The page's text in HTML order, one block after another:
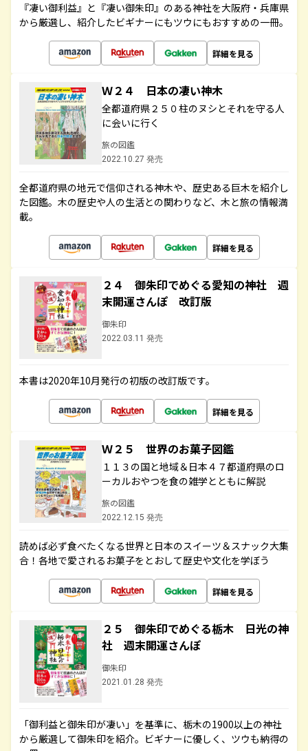
『凄い御利益』と『凄い御朱印』のある神社を大阪府・兵庫県
から厳選し、紹介したビギナーにもツウにもおすすめの一冊。
詳細を見る
Ｗ２４ 日本の凄い神木
全都道府県２５０柱のヌシとそれを守る人
に会いに行く
旅の図鑑
2022.10.27 発売
全都道府県の地元で信仰される神木や、歴史ある巨木を紹介し
た図鑑。木の歴史や人の生活との関わりなど、木と旅の情報満
載。
詳細を見る
２４ 御朱印でめぐる愛知の神社 週
末開運さんぽ 改訂版
御朱印
2022.03.11 発売
本書は2020年10月発行の初版の改訂版です。
詳細を見る
Ｗ２５ 世界のお菓子図鑑
１１３の国と地域＆日本４７都道府県のロ
ーカルおやつを食の雑学とともに解説
旅の図鑑
2022.12.15 発売
読めば必ず食べたくなる世界と日本のスイーツ＆スナック大集
合！各地で愛されるお菓子をとおして歴史や文化を学ぼう
詳細を見る
２５ 御朱印でめぐる栃木 日光の神
社 週末開運さんぽ
御朱印
2021.01.28 発売
「御利益と御朱印が凄い」を基準に、栃木の1900以上の神社
から厳選して御朱印を紹介。ビギナーに優しく、ツウも納得の